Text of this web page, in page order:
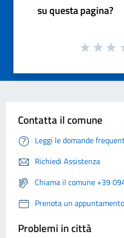
su questa pagina?
Contatta il comune
Leggi le domande
Richiedi Assistenza
Chiama il comune +39
Prenota un appuntamento
Problemi in città